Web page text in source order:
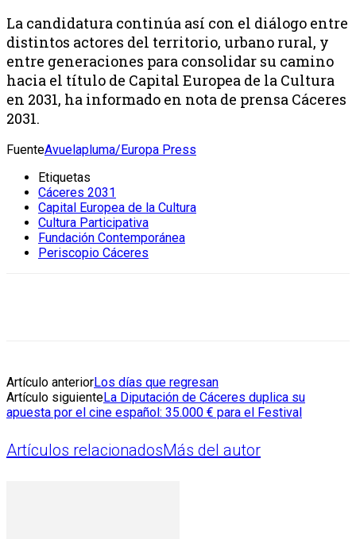
La candidatura continúa así con el diálogo entre
distintos actores del territorio, urbano rural, y
entre generaciones para consolidar su camino
hacia el título de Capital Europea de la Cultura
en 2031, ha informado en nota de prensa Cáceres
2031.
FuenteAvuelapluma/Europa Press
Etiquetas
Cáceres 2031
Capital Europea de la Cultura
Cultura Participativa
Fundación Contemporánea
Periscopio Cáceres
Artículo anteriorLos días que regresan
Artículo siguienteLa Diputación de Cáceres duplica su
apuesta por el cine español: 35.000 € para el Festival
Artículos relacionadosMás del autor